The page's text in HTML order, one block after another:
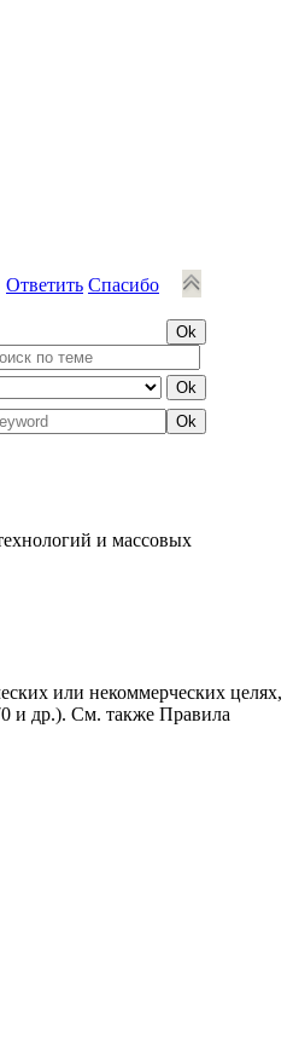
Ответить Спасибо
и массовых
или некоммерческих целях,
и др.). См. также Правила